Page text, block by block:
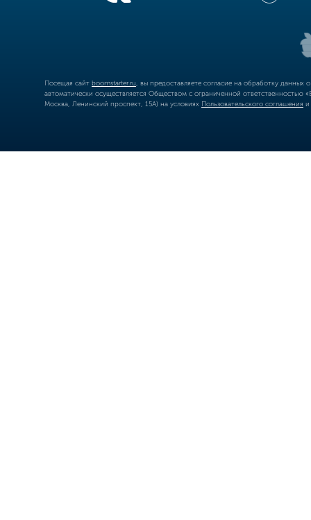
Посещая сайт boomstarter.ru , вы предоставляете согласие на обработку
автоматически осуществляется Обществом с ограниченной
Москва, Ленинский проспект, 15А) на условиях Пользовательского соглашения и